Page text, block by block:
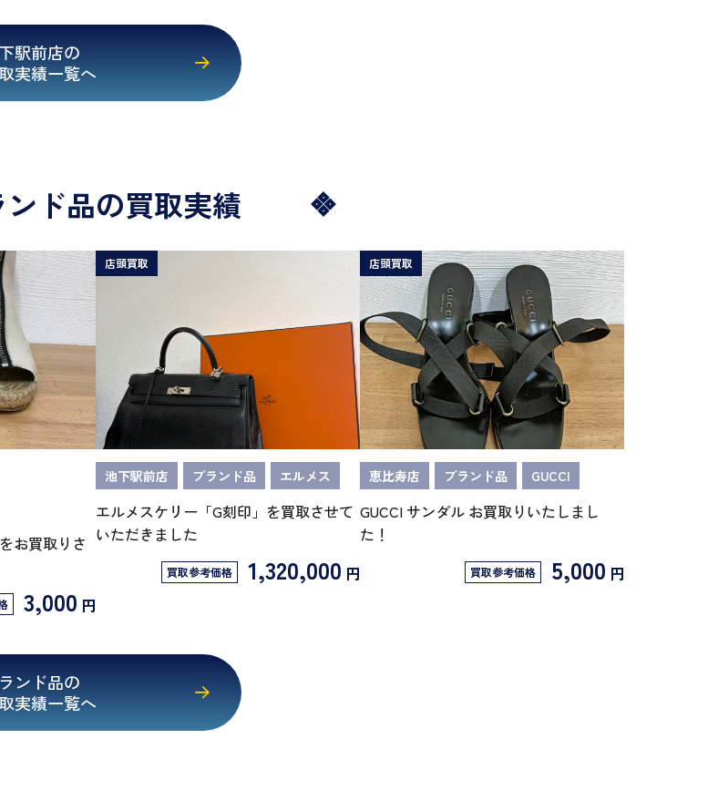
駅前店の
実績一覧へ
ンド品の買取実績
お買取りさ
3,000 円
店頭買取
池下駅前店 ブランド品 エルメス
エルメスケリー「G刻印」を買取させて
いただきました
買取参考価格 1,320,000 円
店頭買取
恵比寿店 ブランド品 GUCCI
GUCCI サンダル お買取りいたしまし
た！
買取参考価格 5,000 円
ンド品の
実績一覧へ